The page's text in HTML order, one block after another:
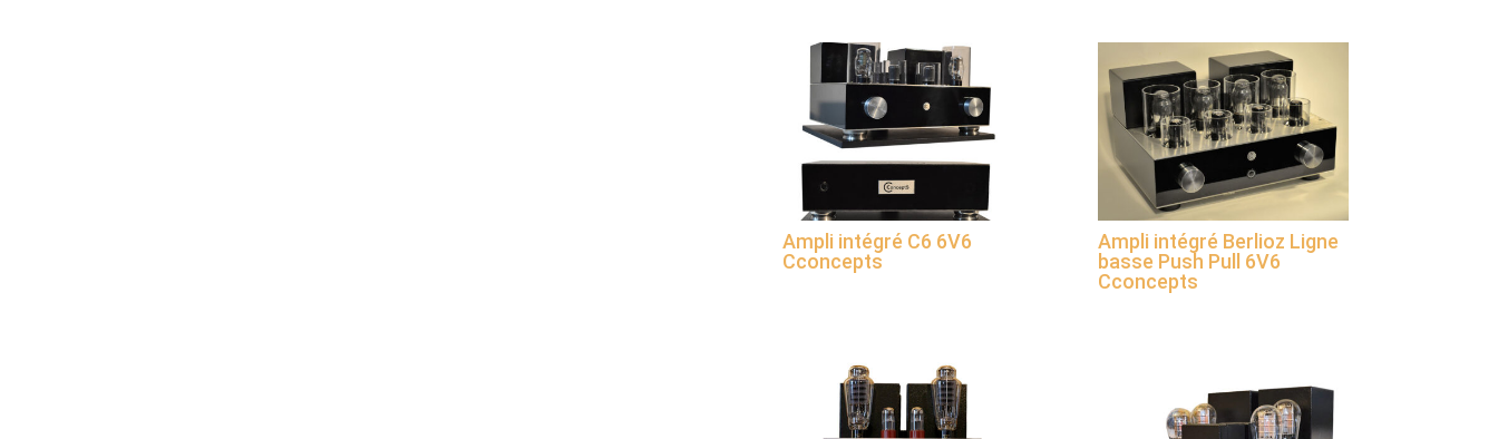
Ampli intégré C6 6V6
Cconcepts
Ampli intégré Berlioz Ligne
basse Push Pull 6V6
Cconcepts